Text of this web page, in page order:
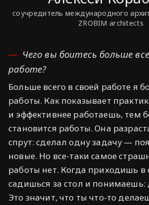
соучредитель международного
ZROBIM architects
Чего вы боитесь больше
работе?
Больше всего в своей работе я
работы. Как показывает
и эффективнее работаешь, тем
становится работы. Она
спрут: сделал одну задачу —
новые. Но все-таки самое
работы нет. Когда приходишь в
садишься за стол и понимаешь:
Это значит, что ты что-то